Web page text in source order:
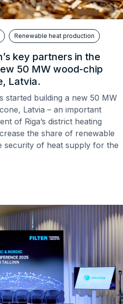
Renewable heat production
key partners in the
50 MW wood-chip
Latvia.
started building a new 50 MW
Latvia – an important
of Riga’s district heating
the share of renewable
security of heat supply for the